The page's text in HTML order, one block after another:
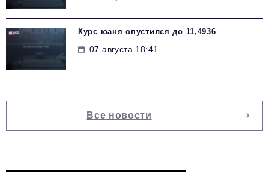
Курс юаня опустился до 11,4936
07 августа 18:41
Все новости